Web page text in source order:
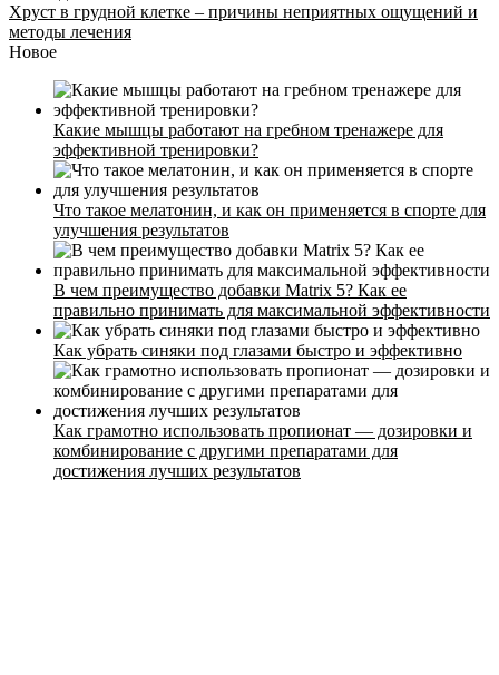
Хруст в грудной клетке – причины неприятных ощущений и
методы лечения
Новое
Какие мышцы работают на гребном тренажере для
эффективной тренировки?
Что такое мелатонин, и как он применяется в спорте для
улучшения результатов
В чем преимущество добавки Matrix 5? Как ее
правильно принимать для максимальной эффективности
Как убрать синяки под глазами быстро и эффективно
Как грамотно использовать пропионат — дозировки и
комбинирование с другими препаратами для
достижения лучших результатов
Стоимость
Расписание
Тренеры
Контакты